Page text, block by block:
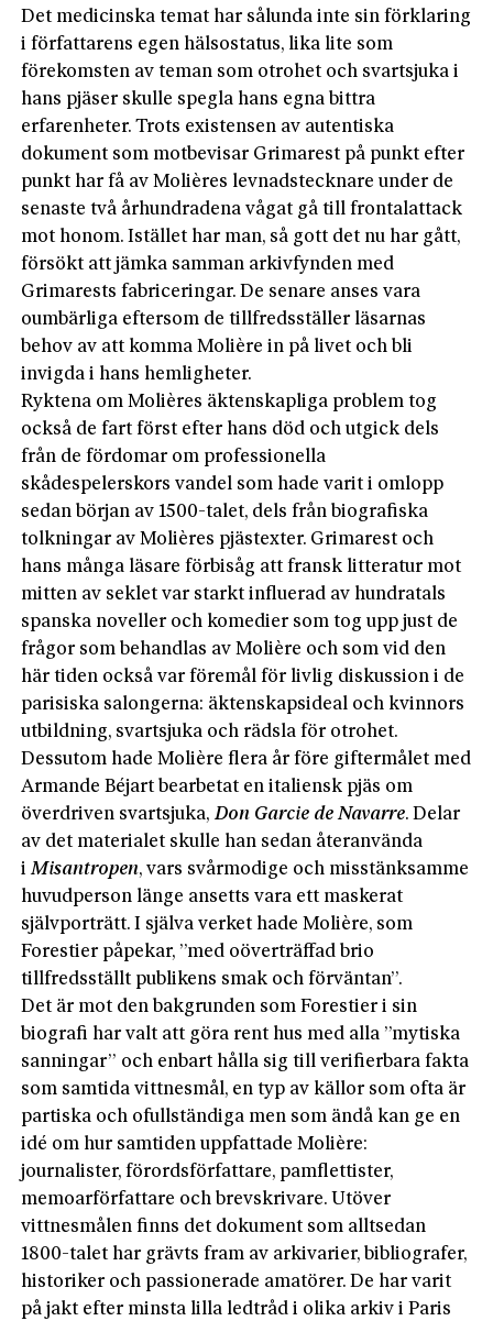
Det medicinska temat har sålunda inte sin förklaring
i författarens egen hälsostatus, lika lite som
förekomsten av teman som otrohet och svartsjuka i
hans pjäser skulle spegla hans egna bittra
erfarenheter. Trots existensen av autentiska
dokument som motbevisar Grimarest på punkt efter
punkt har få av Molières levnadstecknare under de
senaste två århundradena vågat gå till frontalattack
mot honom. Istället har man, så gott det nu har gått,
försökt att jämka samman arkivfynden med
Grimarests fabriceringar. De senare anses vara
oumbärliga eftersom de tillfredsställer läsarnas
behov av att komma Molière in på livet och bli
invigda i hans hemligheter.
Ryktena om Molières äktenskapliga problem tog
också de fart först efter hans död och utgick dels
från de fördomar om professionella
skådespelerskors vandel som hade varit i omlopp
sedan början av 1500-talet, dels från biografiska
tolkningar av Molières pjästexter. Grimarest och
hans många läsare förbisåg att fransk litteratur mot
mitten av seklet var starkt influerad av hundratals
spanska noveller och komedier som tog upp just de
frågor som behandlas av Molière och som vid den
här tiden också var föremål för livlig diskussion i de
parisiska salongerna: äktenskapsideal och kvinnors
utbildning, svartsjuka och rädsla för otrohet.
Dessutom hade Molière flera år före giftermålet med
Armande Béjart bearbetat en italiensk pjäs om
överdriven svartsjuka,Don Garcie de Navarre. Delar
av det materialet skulle han sedan återanvända
iMisantropen, vars svårmodige och misstänksamme
huvudperson länge ansetts vara ett maskerat
självporträtt. I själva verket hade Molière, som
Forestier påpekar, ”med oöverträffad brio
tillfredsställt publikens smak och förväntan”.
Det är mot den bakgrunden som Forestier i sin
biografi har valt att göra rent hus med alla ”mytiska
sanningar” och enbart hålla sig till verifierbara fakta
som samtida vittnesmål, en typ av källor som ofta är
partiska och ofullständiga men som ändå kan ge en
idé om hur samtiden uppfattade Molière:
journalister, förordsförfattare, pamflettister,
memoarförfattare och brevskrivare. Utöver
vittnesmålen finns det dokument som alltsedan
1800-talet har grävts fram av arkivarier, bibliografer,
historiker och passionerade amatörer. De har varit
på jakt efter minsta lilla ledtråd i olika arkiv i Paris